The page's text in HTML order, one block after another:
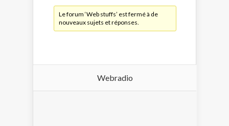
Le forum ‘Web stuffs’ est fermé à de
nouveaux sujets et réponses.
Webradio